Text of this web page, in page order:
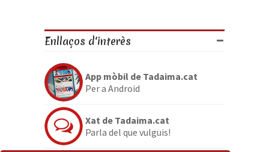
Enllaços d'interès
App mòbil de Tadaima.cat
Per a Android
Xat de Tadaima.cat
Parla del que vulguis!